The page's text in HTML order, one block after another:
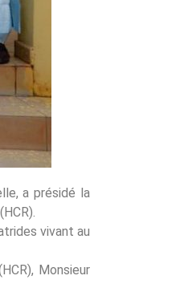
a présidé la
vivant au
Monsieur